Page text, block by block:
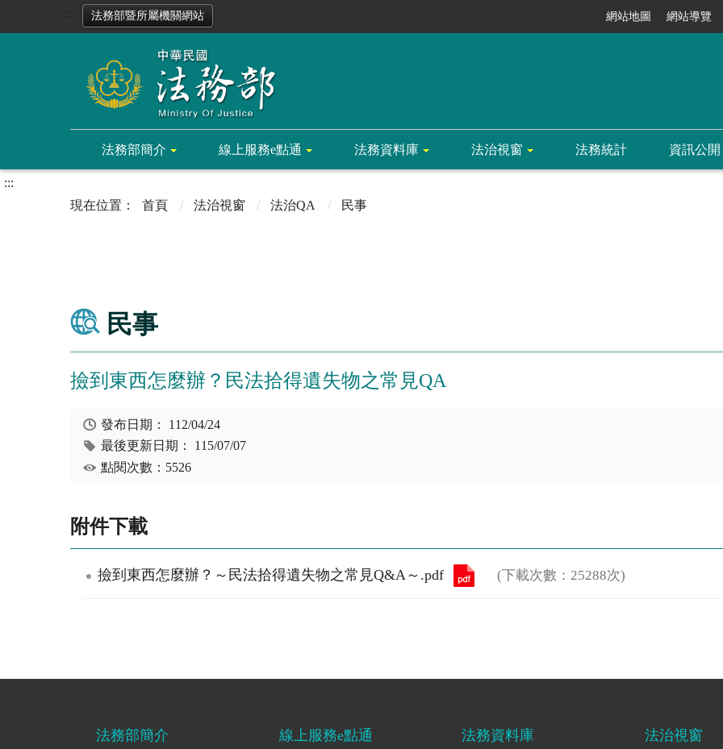
法務部暨所屬機關網站 網站地圖 網站導覽
法務部簡介 線上服務e點通 法務資料庫 法治視窗 法務統計 資訊公開
:::
首頁
法治視窗 法治QA 民事
民事
撿到東西怎麼辦？民法拾得遺失物之常見QA
發布日期： 112/04/24
最後更新日期： 115/07/07
點閱次數：5526
附件下載
撿到東西怎麼辦？～民法拾得遺失物之常見Q&A～.pdf (下載次數：25288次)
法務部簡介 線上服務e點通 法務資料庫 法治視窗